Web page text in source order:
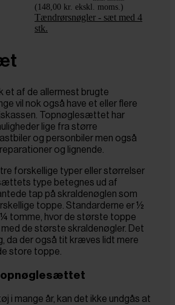
(148,00 kr. ekskl. moms.)
Tændrørsnøgler - sæt med 4
stk.
et af de allermest brugte
vil nok også have et eller flere
Topnøglesættet har
lige fra større
og personbiler men også
og lignende.
forskellige typer eller størrelser
type betegnes ud af
tap på skraldenøglen som
toppe. Standarderne er ½
tomme, hvor de største toppe
de største skraldenøgler. Det
da der også tit kræves lidt mere
store toppe.
i mange år, kan det ikke undgås at